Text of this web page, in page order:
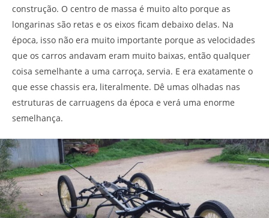
construção. O centro de massa é muito alto porque as
longarinas são retas e os eixos ficam debaixo delas. Na
época, isso não era muito importante porque as velocidades
que os carros andavam eram muito baixas, então qualquer
coisa semelhante a uma carroça, servia. E era exatamente o
que esse chassis era, literalmente. Dê umas olhadas nas
estruturas de carruagens da época e verá uma enorme
semelhança.